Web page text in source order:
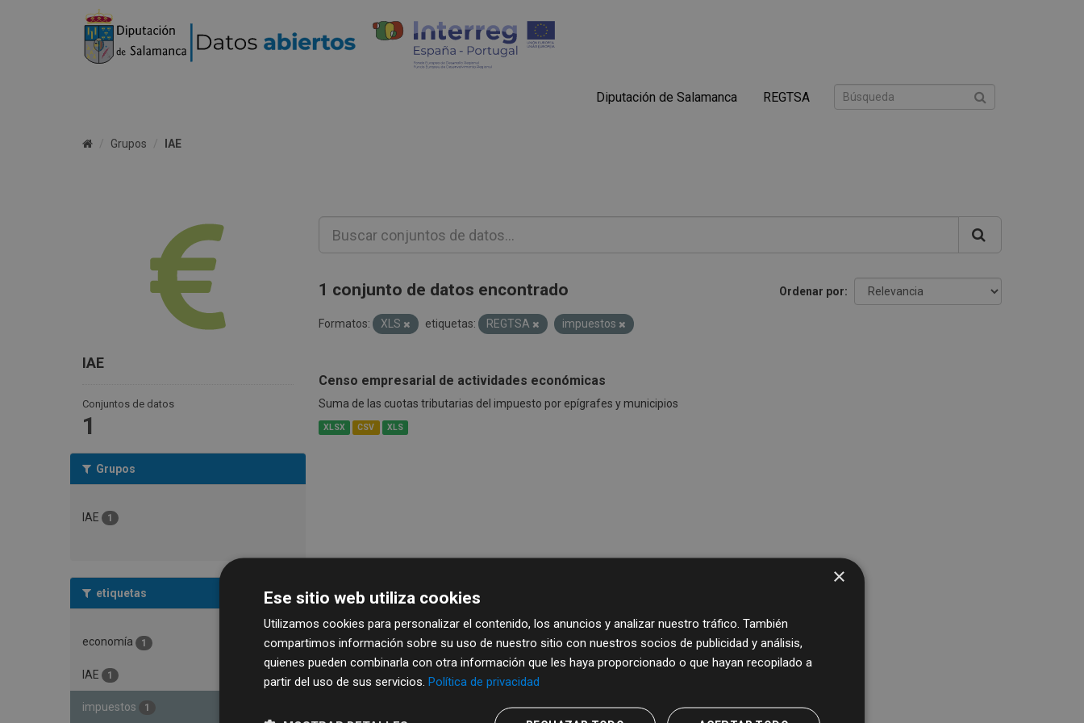
Diputación de Salamanca REGTSA
Grupos IAE
IAE
Conjuntos de datos
1
Grupos
IAE 1
etiquetas
economía 1
IAE 1
impuestos 1
Ordenar por
1 conjunto de datos encontrado
Formatos: XLS etiquetas: REGTSA impuestos
Censo empresarial de actividades económicas
Suma de las cuotas tributarias del impuesto por epígrafes y municipios
XLSX CSV XLS
×
Ese sitio web utiliza cookies
Utilizamos cookies para personalizar el contenido, los anuncios y analizar nuestro tráfico. También
compartimos información sobre su uso de nuestro sitio con nuestros socios de publicidad y análisis,
quienes pueden combinarla con otra información que les haya proporcionado o que hayan recopilado a
partir del uso de sus servicios. Política de privacidad